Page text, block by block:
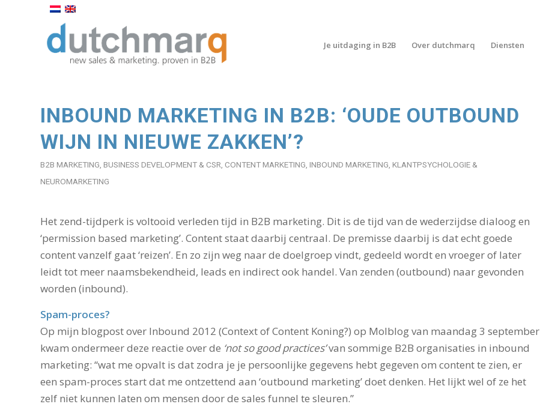
Je uitdaging in B2B Over dutchmarq Diensten
INBOUND MARKETING IN B2B: ‘OUDE OUTBOUND
WIJN IN NIEUWE ZAKKEN’?
B2B MARKETING BUSINESS DEVELOPMENT & CSR CONTENT MARKETING INBOUND MARKETING KLANTPSYCHOLOGIE &
NEUROMARKETING
Het zend-tijdperk is voltooid verleden tijd in B2B marketing. Dit is de tijd van de wederzijdse dialoog en
‘permission based marketing’. Content staat daarbij centraal. De premisse daarbij is dat echt goede
content vanzelf gaat ‘reizen’. En zo zijn weg naar de doelgroep vindt, gedeeld wordt en vroeger of later
leidt tot meer naamsbekendheid, leads en indirect ook handel. Van zenden (outbound) naar gevonden
worden (inbound).
Spam-proces?
Op mijn blogpost over Inbound 2012 (Context of Content Koning?) op Molblog van maandag 3 september
kwam ondermeer deze reactie over de ‘not so good practices’van sommige B2B organisaties in inbound
marketing: “wat me opvalt is dat zodra je je persoonlijke gegevens hebt gegeven om content te zien, er
een spam-proces start dat me ontzettend aan ‘outbound marketing’ doet denken. Het lijkt wel of ze het
zelf niet kunnen laten om mensen door de sales funnel te sleuren.”